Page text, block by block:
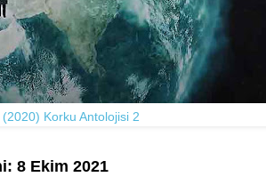
Korku Antolojisi 2
8 Ekim 2021